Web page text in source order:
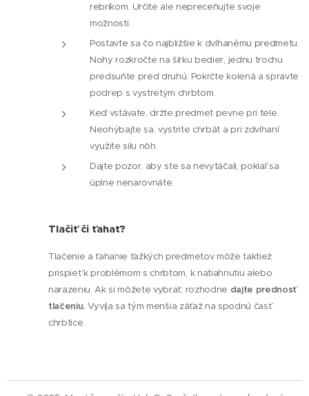
rebríkom. Určite ale nepreceňujte svoje
možnosti.
Postavte sa čo najbližšie k dvíhanému predmetu.
Nohy rozkročte na šírku bedier, jednu trochu
predsuňte pred druhú. Pokrčte kolená a spravte
podrep s vystretým chrbtom.
Keď vstávate, držte predmet pevne pri tele.
Neohýbajte sa, vystrite chrbát a pri zdvíhaní
využite silu nôh.
Dajte pozor, aby ste sa nevytáčali, pokiaľ sa
úplne nenarovnáte.
Tlačiť či ťahať?
Tlačenie a ťahanie ťažkých predmetov môže taktiež
prispieť k problémom s chrbtom, k natiahnutiu alebo
narazeniu. Ak si môžete vybrať, rozhodne dajte prednosť
tlačeniu. Vyvíja sa tým menšia záťaž na spodnú časť
chrbtice.